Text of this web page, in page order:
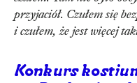
przyjaciół. Czułem się
i czułem, że jest więcej
Konkurs